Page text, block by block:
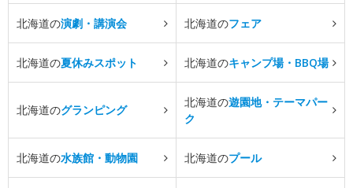
北海道の演劇・講演会 北海道のフェア
北海道の夏休みスポット 北海道のキャンプ場・BBQ場
北海道のグランピング
北海道の遊園地・テーマパー
ク
北海道の水族館・動物園 北海道のプール